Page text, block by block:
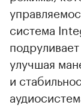
система
улучшая
и